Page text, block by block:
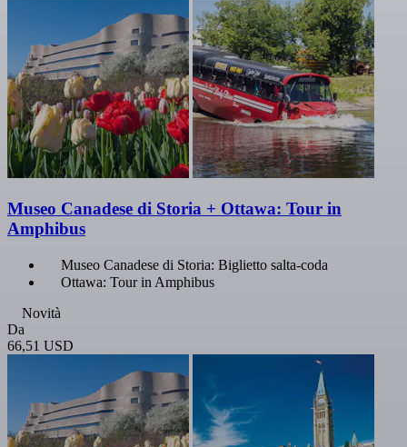
Museo Canadese di Storia + Ottawa: Tour in
Amphibus
Museo Canadese di Storia: Biglietto salta-coda
Ottawa: Tour in Amphibus
Novità
Da
66,51 USD